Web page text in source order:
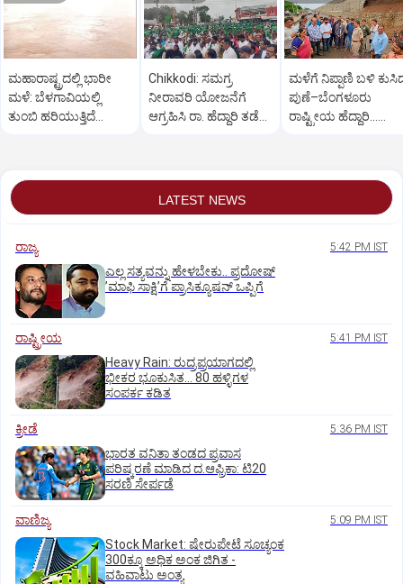
ಮಹಾರಾಷ್ಟ್ರದಲ್ಲಿ ಭಾರೀ
ಮಳೆ: ಬೆಳಗಾವಿಯಲ್ಲಿ
ತುಂಬಿ ಹರಿಯುತ್ತಿದೆ
Chikkodi: ಸಮಗ್ರ
ನೀರಾವರಿ ಯೋಜನೆಗೆ
ಆಗ್ರಹಿಸಿ ರಾ. ಹೆದ್ದಾರಿ ತಡೆದು
ಮಳೆಗೆ ನಿಪ್ಪಾಣಿ ಬಳಿ
ಪುಣೆ–ಬೆಂಗಳೂರು
ರಾಷ್ಟ್ರೀಯ ಹೆದ್ದಾರಿ...
LATEST NEWS
ರಾಜ್ಯ 5:42 PM IST
ಎಲ್ಲ ಸತ್ಯವನ್ನು ಹೇಳಬೇಕು.. ಪ್ರದೋಷ್‌
ʼಮಾಫಿ ಸಾಕ್ಷಿʼಗೆ ಪ್ರಾಸಿಕ್ಯೂಷನ್ ಒಪ್ಪಿಗೆ
ರಾಷ್ಟ್ರೀಯ 5:41 PM IST
Heavy Rain: ರುದ್ರಪ್ರಯಾಗದಲ್ಲಿ
ಭೀಕರ ಭೂಕುಸಿತ... 80 ಹಳ್ಳಿಗಳ
ಸಂಪರ್ಕ ಕಡಿತ
ಕ್ರೀಡೆ 5:36 PM IST
ಭಾರತ ವನಿತಾ ತಂಡದ ಪ್ರವಾಸ
ಪರಿಷ್ಕರಣೆ ಮಾಡಿದ ದ.ಆಫ್ರಿಕಾ: ಟಿ20
ಸರಣಿ ಸೇರ್ಪಡೆ
ವಾಣಿಜ್ಯ 5:09 PM IST
Stock Market: ಷೇರುಪೇಟೆ ಸೂಚ್ಯಂಕ
300ಕ್ಕೂ ಅಧಿಕ ಅಂಕ ಜಿಗಿತ -
ವಹಿವಾಟು ಅಂತ್ಯ